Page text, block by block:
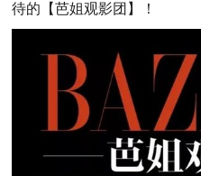
待的【芭姐观影团】！